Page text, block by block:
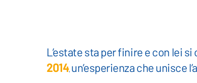
L’estate sta per finire e con lei
2014,un’esperienza che unisce